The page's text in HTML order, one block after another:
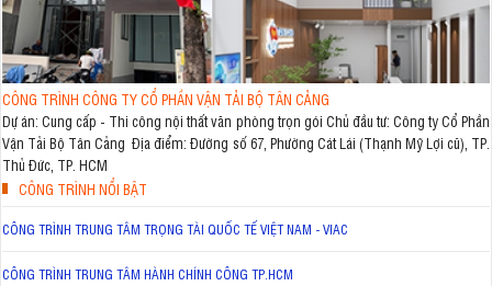
CÔNG TRÌNH CÔNG TY CỔ PHẦN VẬN TẢI BỘ TÂN CẢNG
Dự án: Cung cấp - Thi công nội thất văn phòng trọn gói Chủ đầu tư: Công ty Cổ Phần
Vận Tải Bộ Tân Cảng Địa điểm: Đường số 67, Phường Cát Lái (Thạnh Mỹ Lợi cũ), TP.
Thủ Đức, TP. HCM
CÔNG TRÌNH NỔI BẬT
CÔNG TRÌNH TRUNG TÂM TRỌNG TÀI QUỐC TẾ VIỆT NAM - VIAC
CÔNG TRÌNH TRUNG TÂM HÀNH CHÍNH CÔNG TP.HCM